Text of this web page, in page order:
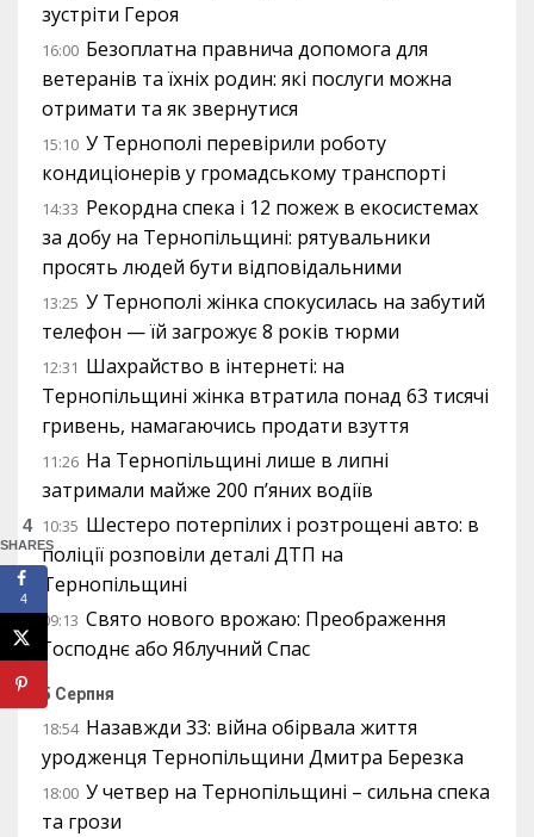
зустріти Героя
16:00 Безоплатна правнича допомога для
ветеранів та їхніх родин: які послуги можна
отримати та як звернутися
15:10 У Тернополі перевірили роботу
кондиціонерів у громадському транспорті
14:33 Рекордна спека і 12 пожеж в екосистемах
за добу на Тернопільщині: рятувальники
просять людей бути відповідальними
13:25 У Тернополі жінка спокусилась на забутий
телефон — їй загрожує 8 років тюрми
12:31 Шахрайство в інтернеті: на
Тернопільщині жінка втратила понад 63 тисячі
гривень, намагаючись продати взуття
11:26 На Тернопільщині лише в липні
затримали майже 200 п’яних водіїв
10:35 Шестеро потерпілих і розтрощені авто: в
поліції розповіли деталі ДТП на
Тернопільщині
09:13 Свято нового врожаю: Преображення
Господнє або Яблучний Спас
5 Серпня
18:54 Назавжди 33: війна обірвала життя
уродженця Тернопільщини Дмитра Березка
18:00 У четвер на Тернопільщині – сильна спека
та грози
4
SHARES
4